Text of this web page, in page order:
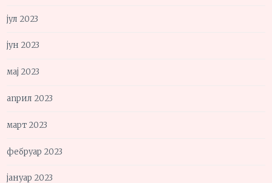
јул 2023
јун 2023
мај 2023
април 2023
март 2023
фебруар 2023
јануар 2023